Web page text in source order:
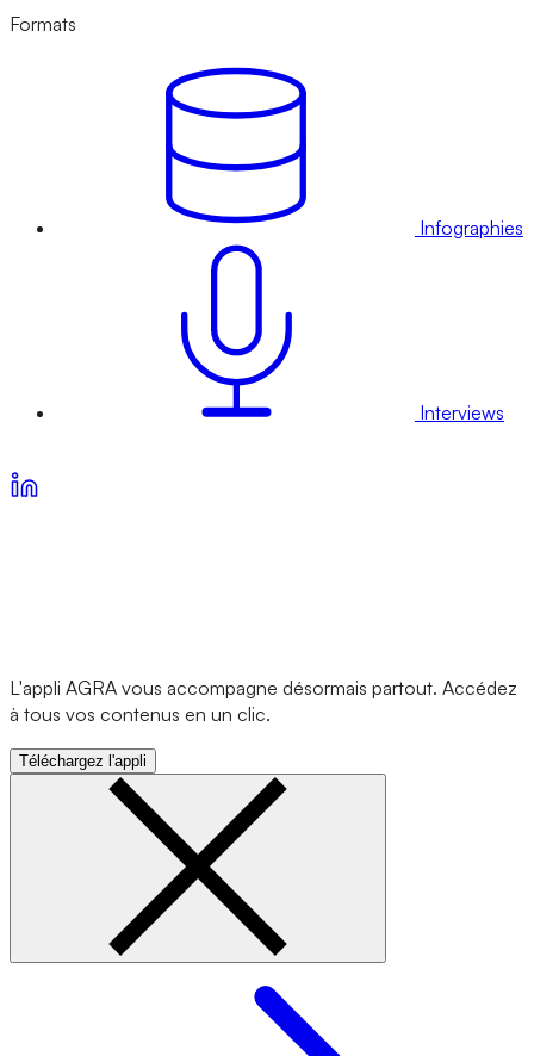
Formats
Infographies
Interviews
L'appli AGRA vous accompagne désormais partout. Accédez
à tous vos contenus en un clic.
Téléchargez l'appli